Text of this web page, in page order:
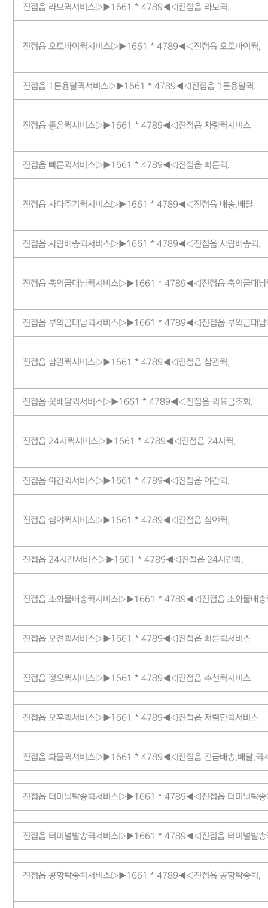
진접읍 라보퀵서비스▷▶1661 * 4789◀◁진접읍 라보퀵,
진접읍 오토바이퀵서비스▷▶1661 * 4789◀◁진접읍 오토바이퀵,
진접읍 1톤용달퀵서비스▷▶1661 * 4789◀◁진접읍 1톤용달퀵,
진접읍 좋은퀵서비스▷▶1661 * 4789◀◁진접읍 차량퀵서비스
진접읍 빠른퀵서비스▷▶1661 * 4789◀◁진접읍 빠른퀵,
진접읍 사다주기퀵서비스▷▶1661 * 4789◀◁진접읍 배송,배달
진접읍 사람배송퀵서비스▷▶1661 * 4789◀◁진접읍 사람배송퀵,
진접읍 축의금대납퀵서비스▷▶1661 * 4789◀◁진접읍 축의금대납
진접읍 부의금대납퀵서비스▷▶1661 * 4789◀◁진접읍 부의금대납
진접읍 참관퀵서비스▷▶1661 * 4789◀◁진접읍 참관퀵,
진접읍 꽃배달퀵서비스▷▶1661 * 4789◀◁진접읍 퀵요금조회,
진접읍 24시퀵서비스▷▶1661 * 4789◀◁진접읍 24시퀵,
진접읍 야간퀵서비스▷▶1661 * 4789◀◁진접읍 야간퀵,
진접읍 심야퀵서비스▷▶1661 * 4789◀◁진접읍 심야퀵,
진접읍 24시간서비스▷▶1661 * 4789◀◁진접읍 24시간퀵,
진접읍 소화물배송퀵서비스▷▶1661 * 4789◀◁진접읍 소화물배송
진접읍 오전퀵서비스▷▶1661 * 4789◀◁진접읍 빠른퀵서비스
진접읍 정오퀵서비스▷▶1661 * 4789◀◁진접읍 추천퀵서비스
진접읍 오후퀵서비스▷▶1661 * 4789◀◁진접읍 저렴한퀵서비스
진접읍 화물퀵서비스▷▶1661 * 4789◀◁진접읍 긴급배송,배달,퀵
진접읍 터미널탁송퀵서비스▷▶1661 * 4789◀◁진접읍 터미널탁송
진접읍 터미널발송퀵서비스▷▶1661 * 4789◀◁진접읍 터미널발송
진접읍 공항탁송퀵서비스▷▶1661 * 4789◀◁진접읍 공항탁송퀵,